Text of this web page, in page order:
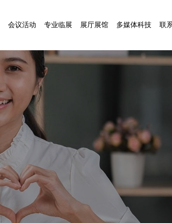
会议活动 专业临展 展厅展馆 多媒体科技 联